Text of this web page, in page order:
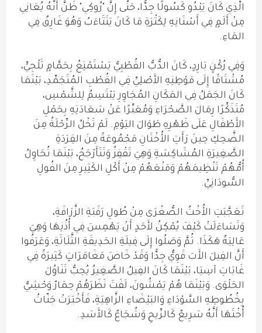
الَّذِي كَانَ يَبْدُو كَسُولًا جِدًّا، حَتَّى إِنَّ "رُوكِي" ظَنَّ أَنَّهُ يُعَانِي
مِنْ أَلَمٍ فِي أَسْنَانِهِ لِكَثْرَةِ مَا كَانَ يَتَثَاءَبُ وَهُوَ غَارِقٌ فِي
المَاءِ.
وَفِي رُكْنٍ بَارِدٍ، كَانَ الدُّبُّ القُطْبِيُّ يَسْتَمْتِعُ بِحَمَّامٍ ثَلْجِيٍّ،
مُشْتَاقًا إِلَى مَوْطِنِهِ الأَصْلِيِّ فِي القُطْبِ المُتَجَمِّدِ، بَيْنَمَا
كَانَ الجَمَلُ فِي المَكَانِ المُجَاوِرِ يَبْتَسِمُ لِلشَّمْسِ،
مُتَذَكِّرًا رِمَالَ الصَّحْرَاءِ وَمُعَبِّرًا عَنْ سَعَادَتِهِ بِحَمْلِ
الأَطْفَالِ عَلَى ظَهْرِهِ طَوَالَ اليَوْمِ. لَمْ تَخْلُ الرِّحْلَةُ مِنَ
الضَّحِكِ حِينَ رَأَتِ الأُخْتَانِ مَجْمُوعَةً مِنَ القِرَدَةِ
الصَّغِيرَةِ المُشَاكِسَةِ وَهِيَ تَقْفِزُ وَتَتَأَرْجَحُ، بَيْنَمَا تُحَاوِلُ
أُمُّهُمْ تَنْظِيمَهُمْ وَمَنْعَهُمْ مِنْ أَكْلِ الكَثِيرِ مِنَ الفُولِ
السُّودَانِيِّ.
تَعَجَّبَتِ الأُخْتُ الصُّغْرَى مِنْ طُولِ رَقَبَةِ الزَّرَافَةِ،
وَتَسَاءَلَتْ كَيْفَ يُمْكِنُ لأَحَدٍ أَنْ يَهْمِسَ فِي أُذُنِهَا وَهِيَ
عَالِيَةٌ هَكَذَا. ثُمَّ وَصَلُوا إِلَى فِيلَةِ الحَدِيقَةِ الثَّلَاثَةِ، وَعَرَفُوا
أَنَّ الفِيلَ الأَبَ قَوِيٌّ جِدًّا وَقَدْ خَاضَ مَغَامَرَاتٍ كَثِيرَةً فِي
غَابَاتِ آسِيَا، بَيْنَمَا كَانَ الفِيلُ الصَّغِيرُ يُحِبُّ تَنَاوُلَ
الحَلْوَى. وَبَيْنَمَا هُمْ يَمْشُونَ، لَفَتَ نَظَرَهُمْ حِمَارٌ وَحْشِيٌّ
بِخُطُوطِهِ السَّوْدَاءِ وَالبَيْضَاءِ الزَّاهِيَةِ، فَأَخْبَرَتْ جَنّاتُ
أُخْتَهَا أَنَّهُ سَرِيعٌ كَالرِّيحِ وَشُجَاعٌ كَالأَسَدِ.